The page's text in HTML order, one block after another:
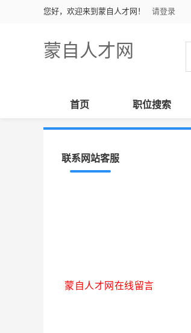
您好，欢迎来到蒙自人才网！ 请登录
蒙自人才网
首页 职位搜索
联系网站客服
蒙自人才网在线留言